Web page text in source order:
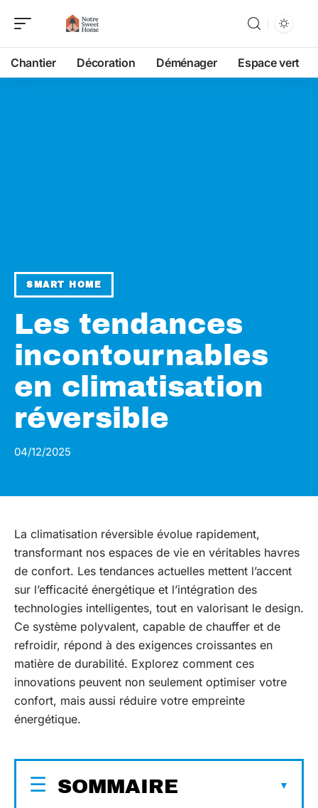
Chantier Décoration Déménager Espace vert
SMART HOME
Les tendances
incontournables
en climatisation
réversible
04/12/2025
La climatisation réversible évolue rapidement,
transformant nos espaces de vie en véritables havres
de confort. Les tendances actuelles mettent l’accent
sur l’efficacité énergétique et l’intégration des
technologies intelligentes, tout en valorisant le design.
Ce système polyvalent, capable de chauffer et de
refroidir, répond à des exigences croissantes en
matière de durabilité. Explorez comment ces
innovations peuvent non seulement optimiser votre
confort, mais aussi réduire votre empreinte
énergétique.
SOMMAIRE